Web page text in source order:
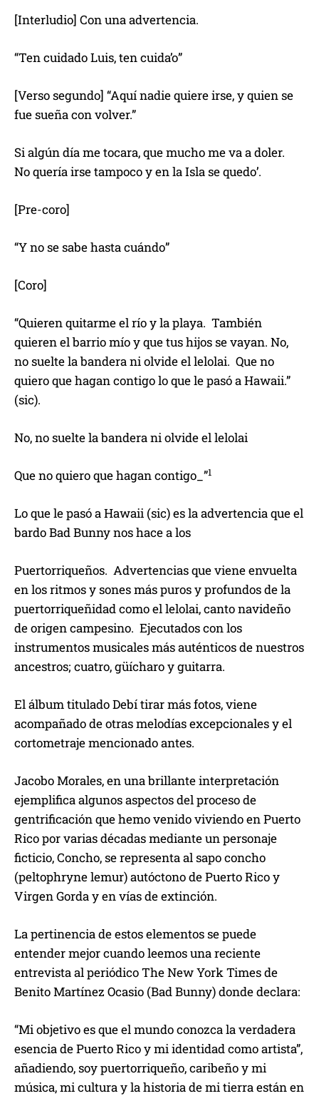
[Interludio] Con una advertencia.
“Ten cuidado Luis, ten cuida’o”
[Verso segundo] “Aquí nadie quiere irse, y quien se
fue sueña con volver.”
Si algún día me tocara, que mucho me va a doler.
No quería irse tampoco y en la Isla se quedo’.
[Pre-coro]
“Y no se sabe hasta cuándo”
[Coro]
“Quieren quitarme el río y la playa. También
quieren el barrio mío y que tus hijos se vayan. No,
no suelte la bandera ni olvide el lelolai. Que no
quiero que hagan contigo lo que le pasó a Hawaii.”
(sic).
No, no suelte la bandera ni olvide el lelolai
Que no quiero que hagan contigo_”1
Lo que le pasó a Hawaii (sic) es la advertencia que el
bardo Bad Bunny nos hace a los
Puertorriqueños. Advertencias que viene envuelta
en los ritmos y sones más puros y profundos de la
puertorriqueñidad como el lelolai, canto navideño
de origen campesino. Ejecutados con los
instrumentos musicales más auténticos de nuestros
ancestros; cuatro, güícharo y guitarra.
El álbum titulado Debí tirar más fotos, viene
acompañado de otras melodías excepcionales y el
cortometraje mencionado antes.
Jacobo Morales, en una brillante interpretación
ejemplifica algunos aspectos del proceso de
gentrificación que hemo venido viviendo en Puerto
Rico por varias décadas mediante un personaje
ficticio, Concho, se representa al sapo concho
(peltophryne lemur) autóctono de Puerto Rico y
Virgen Gorda y en vías de extinción.
La pertinencia de estos elementos se puede
entender mejor cuando leemos una reciente
entrevista al periódico The New York Times de
Benito Martínez Ocasio (Bad Bunny) donde declara:
“Mi objetivo es que el mundo conozca la verdadera
esencia de Puerto Rico y mi identidad como artista”,
añadiendo, soy puertorriqueño, caribeño y mi
música, mi cultura y la historia de mi tierra están en